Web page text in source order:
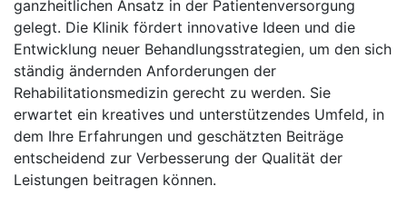
ganzheitlichen Ansatz in der Patientenversorgung
gelegt. Die Klinik fördert innovative Ideen und die
Entwicklung neuer Behandlungsstrategien, um den sich
ständig ändernden Anforderungen der
Rehabilitationsmedizin gerecht zu werden. Sie
erwartet ein kreatives und unterstützendes Umfeld, in
dem Ihre Erfahrungen und geschätzten Beiträge
entscheidend zur Verbesserung der Qualität der
Leistungen beitragen können.